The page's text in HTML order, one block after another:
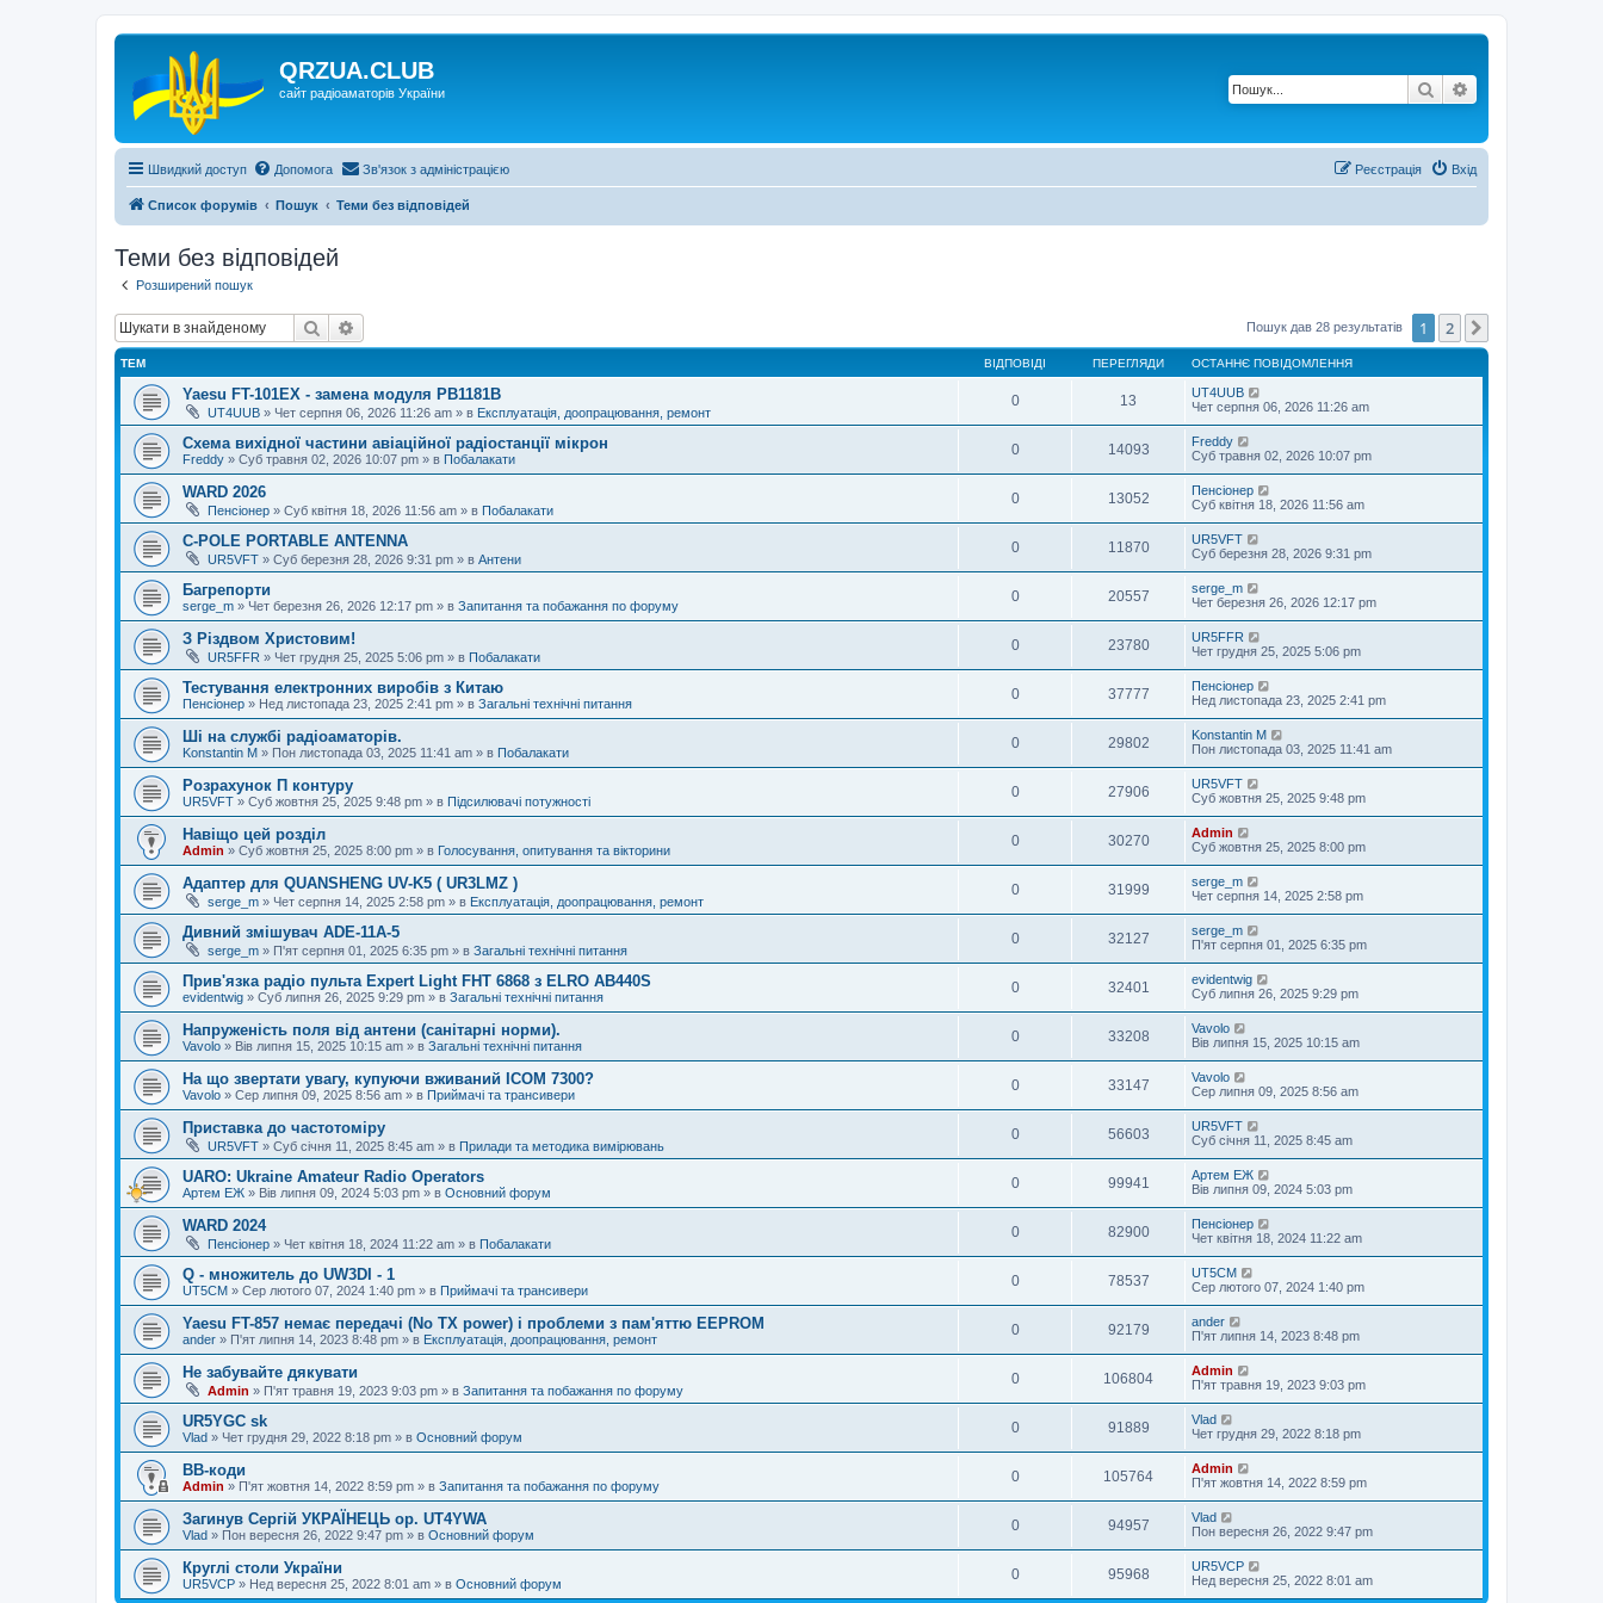
QRZUA.CLUB
сайт радіоаматорів України Пошук
Швидкий доступ Допомога Зв'язок з адміністрацією Вхід
Реєстрація
Список форумів Пошук Теми без відповідей
Теми без відповідей
Розширений пошук
Пошук Пошук дав 28 результатів 1 2
ТЕМ ВІДПОВІДІ ПЕРЕГЛЯДИ ОСТАННЄ ПОВІДОМЛЕННЯ
Yaesu FT-101EX - замена модуля PB1181B
UT4UUB » Чет серпня 06, 2026 11:26 am » в Експлуатація, доопрацювання, ремонт
0 13
UT4UUB
Чет серпня 06, 2026 11:26 am
Схема вихідної частини авіаційної радіостанції мікрон
Freddy » Суб травня 02, 2026 10:07 pm » в Побалакати
0 14093
Freddy
Суб травня 02, 2026 10:07 pm
WARD 2026
Пенсіонер » Суб квітня 18, 2026 11:56 am » в Побалакати
0 13052
Пенсіонер
Суб квітня 18, 2026 11:56 am
C-POLE PORTABLE ANTENNA
UR5VFT » Суб березня 28, 2026 9:31 pm » в Антени
0 11870
UR5VFT
Суб березня 28, 2026 9:31 pm
Багрепорти
serge_m » Чет березня 26, 2026 12:17 pm » в Запитання та побажання по форуму
0 20557
serge_m
Чет березня 26, 2026 12:17 pm
З Різдвом Христовим!
UR5FFR » Чет грудня 25, 2025 5:06 pm » в Побалакати
0 23780
UR5FFR
Чет грудня 25, 2025 5:06 pm
Тестування електронних виробів з Китаю
Пенсіонер » Нед листопада 23, 2025 2:41 pm » в Загальні технічні питання
0 37777
Пенсіонер
Нед листопада 23, 2025 2:41 pm
Ші на службі радіоаматорів.
Konstantin M » Пон листопада 03, 2025 11:41 am » в Побалакати
0 29802
Konstantin M
Пон листопада 03, 2025 11:41 am
Розрахунок П контуру
UR5VFT » Суб жовтня 25, 2025 9:48 pm » в Підсилювачі потужності
0 27906
UR5VFT
Суб жовтня 25, 2025 9:48 pm
Навіщо цей розділ
Admin » Суб жовтня 25, 2025 8:00 pm » в Голосування, опитування та вікторини
0 30270
Admin
Суб жовтня 25, 2025 8:00 pm
Адаптер для QUANSHENG UV-K5 ( UR3LMZ )
serge_m » Чет серпня 14, 2025 2:58 pm » в Експлуатація, доопрацювання, ремонт
0 31999
serge_m
Чет серпня 14, 2025 2:58 pm
Дивний змішувач ADE-11A-5
serge_m » П'ят серпня 01, 2025 6:35 pm » в Загальні технічні питання
0 32127
serge_m
П'ят серпня 01, 2025 6:35 pm
Прив'язка радіо пульта Expert Light FHT 6868 з ELRO AB440S
evidentwig » Суб липня 26, 2025 9:29 pm » в Загальні технічні питання
0 32401
evidentwig
Суб липня 26, 2025 9:29 pm
Напруженість поля від антени (санітарні норми).
Vavolo » Вів липня 15, 2025 10:15 am » в Загальні технічні питання
0 33208
Vavolo
Вів липня 15, 2025 10:15 am
На що звертати увагу, купуючи вживаний ICOM 7300?
Vavolo » Сер липня 09, 2025 8:56 am » в Приймачі та трансивери
0 33147
Vavolo
Сер липня 09, 2025 8:56 am
Приставка до частотоміру
UR5VFT » Суб січня 11, 2025 8:45 am » в Прилади та методика вимірювань
0 56603
UR5VFT
Суб січня 11, 2025 8:45 am
UARO: Ukraine Аmateur Radio Operators
Артем ЕЖ » Вів липня 09, 2024 5:03 pm » в Основний форум
0 99941
Артем ЕЖ
Вів липня 09, 2024 5:03 pm
WARD 2024
Пенсіонер » Чет квітня 18, 2024 11:22 am » в Побалакати
0 82900
Пенсіонер
Чет квітня 18, 2024 11:22 am
Q - множитель до UW3DI - 1
UT5CM » Сер лютого 07, 2024 1:40 pm » в Приймачі та трансивери
0 78537
UT5CM
Сер лютого 07, 2024 1:40 pm
Yaesu FT-857 немає передачі (No TX power) і проблеми з пам'яттю EEPROM
ander » П'ят липня 14, 2023 8:48 pm » в Експлуатація, доопрацювання, ремонт
0 92179
ander
П'ят липня 14, 2023 8:48 pm
Не забувайте дякувати
Admin » П'ят травня 19, 2023 9:03 pm » в Запитання та побажання по форуму
0 106804
Admin
П'ят травня 19, 2023 9:03 pm
UR5YGC sk
Vlad » Чет грудня 29, 2022 8:18 pm » в Основний форум
0 91889
Vlad
Чет грудня 29, 2022 8:18 pm
BB-коди
Admin » П'ят жовтня 14, 2022 8:59 pm » в Запитання та побажання по форуму
0 105764
Admin
П'ят жовтня 14, 2022 8:59 pm
Загинув Сергій УКРАЇНЕЦЬ op. UT4YWA
Vlad » Пон вересня 26, 2022 9:47 pm » в Основний форум
0 94957
Vlad
Пон вересня 26, 2022 9:47 pm
Круглі столи України
UR5VCP » Нед вересня 25, 2022 8:01 am » в Основний форум
0 95968
UR5VCP
Нед вересня 25, 2022 8:01 am